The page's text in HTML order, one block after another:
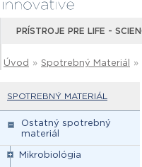
PRÍSTROJE PRE LIFE -
Úvod » Spotrebný Materiál »
SPOTREBNÝ MATERIÁL
Ostatný spotrebný
materiál
Mikrobiológia